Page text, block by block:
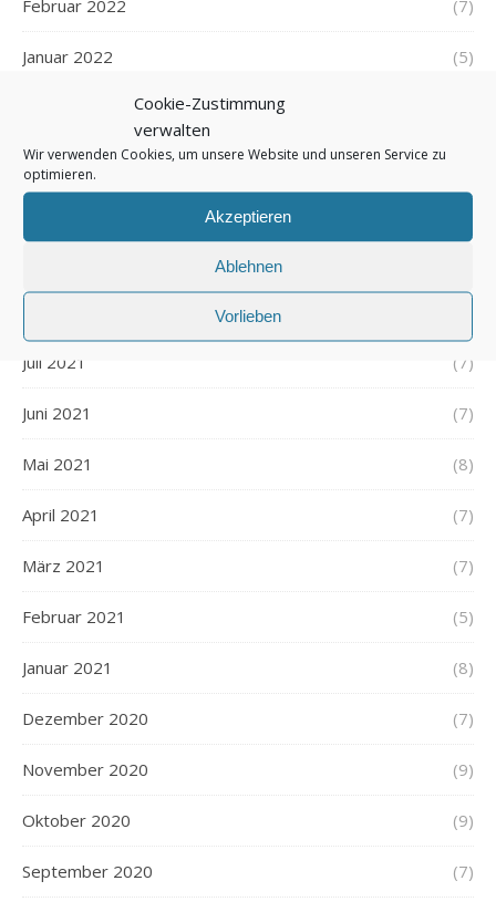
Cookie-Zustimmung
verwalten
Wir verwenden Cookies, um unsere Website und unseren Service zu
optimieren.
Akzeptieren
Ablehnen
Vorlieben
Februar 2022 (7)
Januar 2022 (5)
Dezember 2021
November 2021
Juli 2021 (7)
Juni 2021 (7)
Mai 2021 (8)
April 2021 (7)
März 2021 (7)
Februar 2021 (5)
Januar 2021 (8)
Dezember 2020 (7)
November 2020 (9)
Oktober 2020 (9)
September 2020 (7)